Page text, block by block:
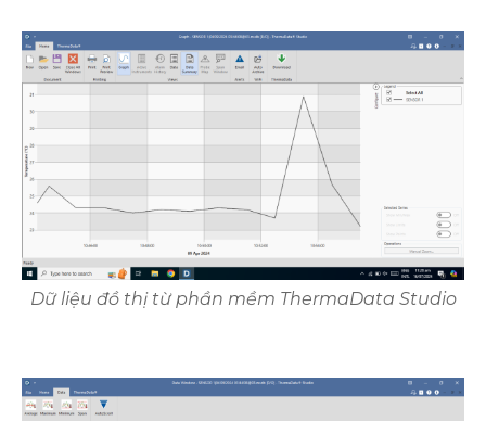
Dữ liệu đồ thị từ phần mềm ThermaData Studio